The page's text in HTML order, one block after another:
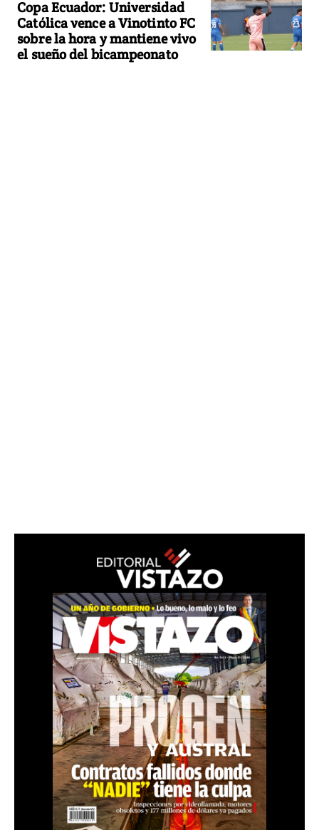
Copa Ecuador: Universidad
Católica vence a Vinotinto FC
sobre la hora y mantiene vivo
el sueño del bicampeonato